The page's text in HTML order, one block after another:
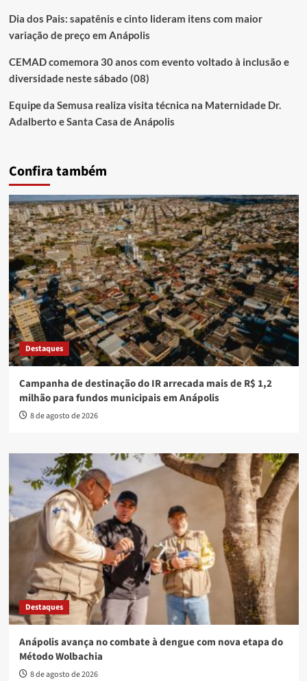
Dia dos Pais: sapatênis e cinto lideram itens com maior
variação de preço em Anápolis
CEMAD comemora 30 anos com evento voltado à inclusão e
diversidade neste sábado (08)
Equipe da Semusa realiza visita técnica na Maternidade Dr.
Adalberto e Santa Casa de Anápolis
Confira também
Destaques
Campanha de destinação do IR arrecada mais de R$ 1,2
milhão para fundos municipais em Anápolis
8 de agosto de 2026
Destaques
Anápolis avança no combate à dengue com nova etapa do
Método Wolbachia
8 de agosto de 2026